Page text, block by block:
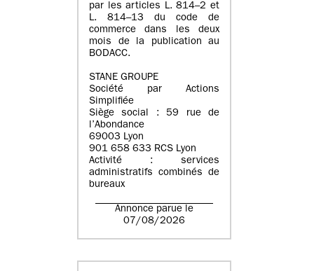
par les articles L. 814–2 et
L. 814–13 du code de
commerce dans les deux
mois de la publication au
BODACC.
STANE GROUPE
Société par Actions
Simplifiée
Siège social : 59 rue de
l’Abondance
69003 Lyon
901 658 633 RCS Lyon
Activité : services
administratifs combinés de
bureaux
Annonce parue le
07/08/2026